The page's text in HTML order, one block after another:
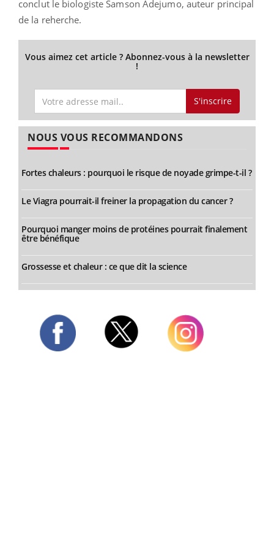
conclut le biologiste Samson Adejumo, auteur principal
de la reherche.
Vous aimez cet article ? Abonnez-vous à la newsletter
!
S'inscrire
NOUS VOUS RECOMMANDONS
Fortes chaleurs : pourquoi le risque de noyade grimpe-t-il ?
Le Viagra pourrait-il freiner la propagation du cancer ?
Pourquoi manger moins de protéines pourrait finalement
être bénéfique
Grossesse et chaleur : ce que dit la science